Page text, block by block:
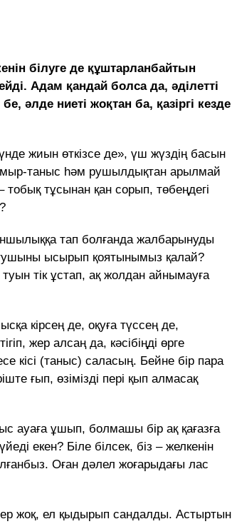
білуге де құштарланбайтын
Адам қандай болса да, әділетті
әлде ниеті жоқтан ба, қазіргі кезде
жиын өткізсе де», үш жүздің басын
таныс һәм рушылдықтан арылмай
тұсынан қан сорып, төбеңдегі
тап болғанда жалбарынуды
ысырып қоятынымыз қалай?
туын тік ұстап, ақ жолдан айнымауға
кірсең де, оқуға түссең де,
жер алсаң да, кәсібіңді өрге
кісі (таныс) саласың. Бейне бір пара
ғып, өзімізді пері қып алмасақ
ауаға ұшып, болмашы бір ақ қағазға
екен? Біле білсек, біз – желкенін
Оған дәлел жоғарыдағы лас
жоқ, ел қыдырып сандалды. Астыртын